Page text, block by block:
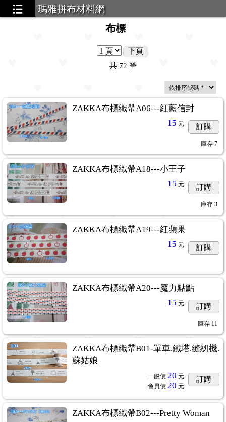
瑪雅拼布材料網
布標
下頁
共 72 筆
ZAKKA布標織帶A06---紅藍信封
15 元 訂購
庫存 7
ZAKKA布標織帶A18---小王子
15 元 訂購
庫存 3
ZAKKA布標織帶A19---紅蘋果
15 元 訂購
ZAKKA布標織帶A20---魔力點點
15 元 訂購
庫存 11
ZAKKA布標織帶B01-單車.鐵塔.縫紉機.
蘇姑娘
一般價 20 元
會員價 20 元
訂購
ZAKKA布標織帶B02---Pretty Woman